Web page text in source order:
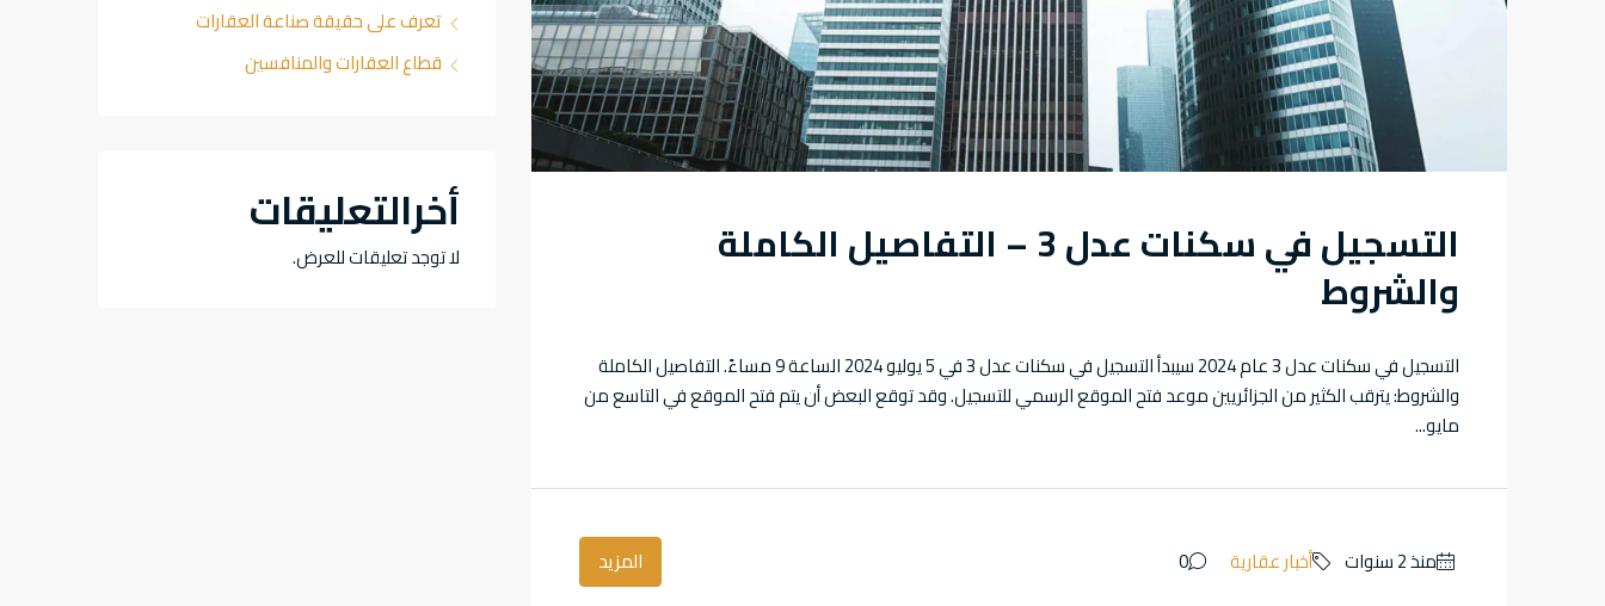
التسجيل في سكنات عدل 3 – التفاصيل الكاملة
والشروط
التسجيل في سكنات عدل 3 عام 2024 سيبدأ التسجيل في سكنات عدل 3 في 5 يوليو 2024 الساعة 9 مساءً. التفاصيل الكاملة
والشروط: يترقب الكثير من الجزائريين موعد فتح الموقع الرسمي للتسجيل. وقد توقع البعض أن يتم فتح الموقع في التاسع من
مايو...
‎‫منذ 2 سنوات أخبار عقارية 0 المزيد
تعرف على حقيقة صناعة العقارات
قطاع العقارات والمنافسين
أخرالتعليقات
لا توجد تعليقات للعرض.